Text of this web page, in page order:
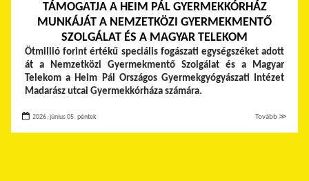
TÁMOGATJA A HEIM PÁL GYERMEKKÓRHÁZ
MUNKÁJÁT A NEMZETKÖZI GYERMEKMENTŐ
SZOLGÁLAT ÉS A MAGYAR TELEKOM
Ötmillió forint értékű speciális fogászati egységszéket adott
át a Nemzetközi Gyermekmentő Szolgálat és a Magyar
Telekom a Heim Pál Országos Gyermekgyógyászati Intézet
Madarász utcai Gyermekkórháza számára.
2026. június 05. péntek Tovább ≫